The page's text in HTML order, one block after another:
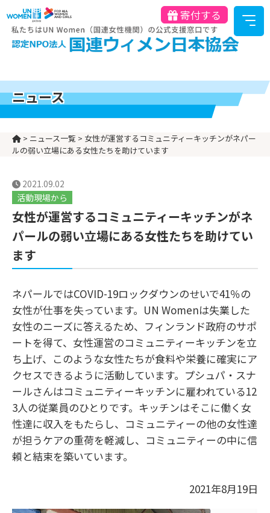
寄付する
ニュース
> ニュース一覧 > 女性が運営するコミュニティーキッチンがネパー
ルの弱い立場にある女性たちを助けています
2021.09.02
活動現場から
女性が運営するコミュニティーキッチンがネ
パールの弱い立場にある女性たちを助けてい
ます
ネパールではCOVID-19ロックダウンのせいで41％の
女性が仕事を失っています。UN Womenは失業した
女性のニーズに答えるため、フィンランド政府のサポ
ートを得て、女性運営のコミュニティーキッチンを立
ち上げ、このような女性たちが食料や栄養に確実にア
クセスできるように活動しています。プシュパ・スナ
ールさんはコミュニティーキッチンに雇われている12
3人の従業員のひとりです。キッチンはそこに働く女
性達に収入をもたらし、コミュニティーの他の女性達
が担うケアの重荷を軽減し、コミュニティーの中に信
頼と結束を築いています。
2021年8月19日